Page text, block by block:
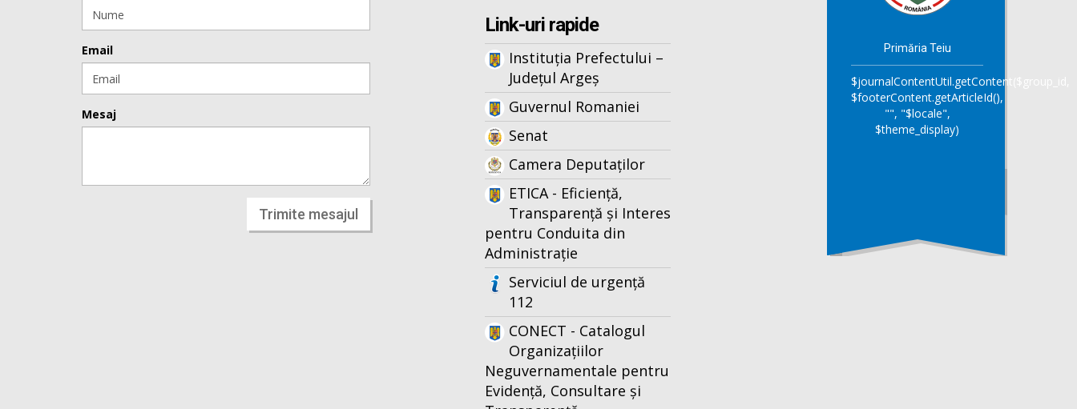
Email
Mesaj
Trimite mesajul
Link-uri rapide
Instituția Prefectului –
Județul Argeș
Guvernul Romaniei
Senat
Camera Deputaților
ETICA - Eficiență,
Transparență și Interes
pentru Conduita din
Administrație
Serviciul de urgență
112
CONECT - Catalogul
Organizațiilor
Neguvernamentale pentru
Evidență, Consultare și
Primăria Teiu
$journalContentUtil.getContent($group_id,
$footerContent.getArticleId(),
"", "$locale",
$theme_display)